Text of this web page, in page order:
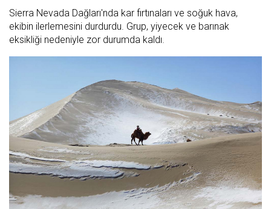
Sierra Nevada Dağları'nda kar fırtınaları ve soğuk hava,
ekibin ilerlemesini durdurdu. Grup, yiyecek ve barınak
eksikliği nedeniyle zor durumda kaldı.